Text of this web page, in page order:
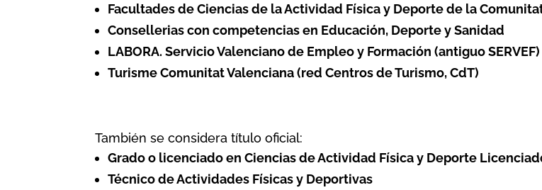
Facultades de Ciencias de la Actividad Física y Deporte de la
Consellerias con competencias en Educación, Deporte y Sanidad
LABORA. Servicio Valenciano de Empleo y Formación (antiguo SERVEF)
Turisme Comunitat Valenciana (red Centros de Turismo, CdT)
También se considera título oficial:
Grado o licenciado en Ciencias de Actividad Física y Deporte
Técnico de Actividades Físicas y Deportivas